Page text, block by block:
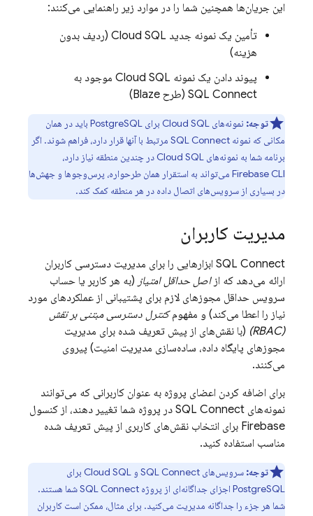
این جریان‌ها همچنین شما را در موارد زیر راهنمایی می‌کنند:
تأمین یک نمونه جدید Cloud SQL (ردیف بدون
هزینه)
پیوند دادن یک نمونه Cloud SQL موجود به
SQL Connect (طرح Blaze)
توجه: نمونه‌هایCloud SQL
برای PostgreSQL باید در همان
مکانی که نمونه SQL Connect مرتبط با آنها قرار دارد، فراهم شوند. اگر
برنامه شما به نمونه‌های Cloud SQL در چندین منطقه نیاز دارد،
Firebase CLI می‌تواند به استقرار همان طرحواره، پرس‌وجوها و جهش‌ها
در بسیاری از سرویس‌های اتصال داده در هر منطقه کمک کند.
مدیریت کاربران
SQL Connect ابزارهایی را برای مدیریت دسترسی کاربران
ارائه می‌دهد که ازاصل حداقل امتیاز (به هر کاربر یا حساب
سرویس حداقل مجوزهای لازم برای پشتیبانی از عملکردهای مورد
نیاز را اعطا می‌کند) و مفهومکنترل دسترسی مبتنی بر نقش
(RBAC)
(با نقش‌های از پیش تعریف شده برای مدیریت
مجوزهای پایگاه داده، ساده‌سازی مدیریت امنیت) پیروی
می‌کنند.
برای اضافه کردن اعضای پروژه به عنوان کاربرانی که می‌توانند
نمونه‌های SQL Connect در پروژه شما تغییر دهند، از کنسول
Firebase برای انتخاب نقش‌های کاربری از پیش تعریف شده
مناسب استفاده کنید.
توجه: سرویس‌هایSQL Connect وCloud SQL برای
PostgreSQL اجزای جداگانه‌ای از پروژه
SQL Connectشما هستند.
شما هر جزء را جداگانه مدیریت می‌کنید. برای مثال، ممکن است کاربران